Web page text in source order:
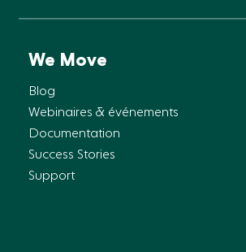
We Move
Blog
Webinaires & événements
Documentation
Success Stories
Support